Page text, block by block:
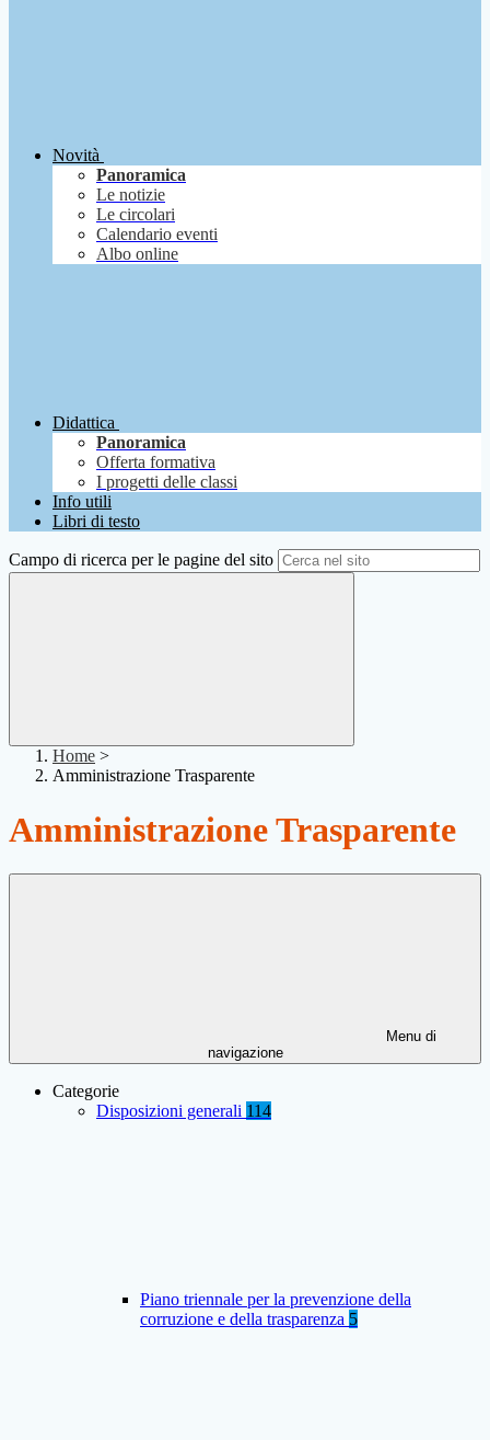
Novità
Panoramica
Le notizie
Le circolari
Calendario eventi
Albo online
Didattica
Panoramica
Offerta formativa
I progetti delle classi
Info utili
Libri di testo
Campo di ricerca per le pagine del sito
Home >
Amministrazione Trasparente
Amministrazione Trasparente
Menu di
navigazione
Categorie
Disposizioni generali 114
Piano triennale per la prevenzione della
corruzione e della trasparenza 5